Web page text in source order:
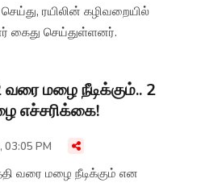
ரயிலின் கழிவறையில்
கைது செய்துள்ளனர்.
மழை நீடிக்கும்.. 2
எச்சரிக்கை!
03:05 PM
வரை மழை நீடிக்கும் என